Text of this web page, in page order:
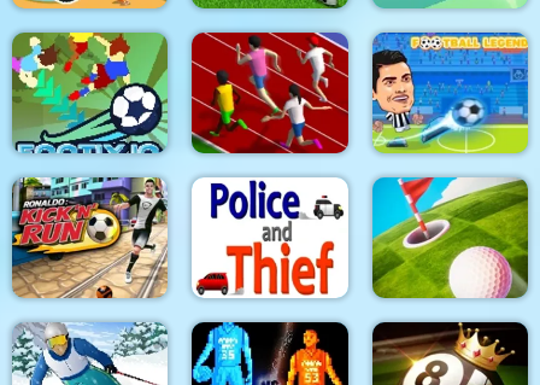
Moto X3M Bike Race
Game
Penalty Challenge Fabby Golf!
Footix.io Sprinter
Football Legends
2021